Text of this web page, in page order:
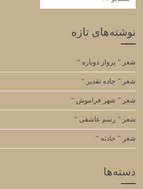
برای:
نوشته‌های تازه
شعر ” پرواز دوباره “
شعر ” جاده تقدیر “
شعر ” شهر فراموش “
شعر ” رسم عاشقی “
شعر ” حادثه “
دسته‌ها